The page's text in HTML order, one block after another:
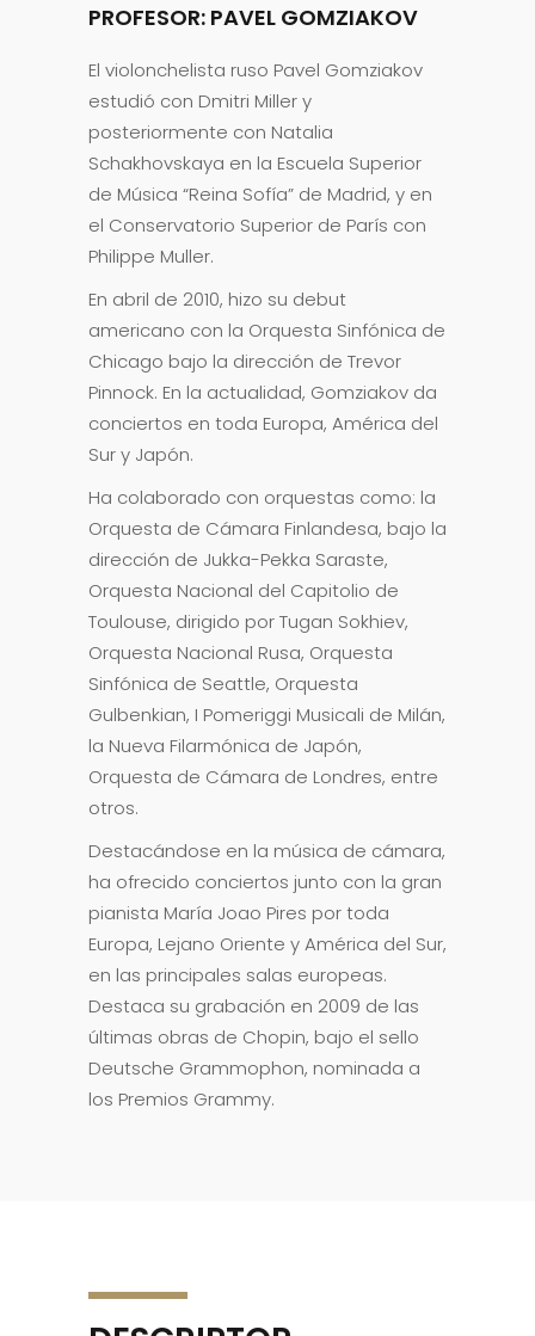
PROFESOR: PAVEL GOMZIAKOV
El violonchelista ruso Pavel Gomziakov
estudió con Dmitri Miller y
posteriormente con Natalia
Schakhovskaya en la Escuela Superior
de Música “Reina Sofía” de Madrid, y en
el Conservatorio Superior de París con
Philippe Muller.
En abril de 2010, hizo su debut
americano con la Orquesta Sinfónica de
Chicago bajo la dirección de Trevor
Pinnock. En la actualidad, Gomziakov da
conciertos en toda Europa, América del
Sur y Japón.
Ha colaborado con orquestas como: la
Orquesta de Cámara Finlandesa, bajo la
dirección de Jukka-Pekka Saraste,
Orquesta Nacional del Capitolio de
Toulouse, dirigido por Tugan Sokhiev,
Orquesta Nacional Rusa, Orquesta
Sinfónica de Seattle, Orquesta
Gulbenkian, I Pomeriggi Musicali de Milán,
la Nueva Filarmónica de Japón,
Orquesta de Cámara de Londres, entre
otros.
Destacándose en la música de cámara,
ha ofrecido conciertos junto con la gran
pianista María Joao Pires por toda
Europa, Lejano Oriente y América del Sur,
en las principales salas europeas.
Destaca su grabación en 2009 de las
últimas obras de Chopin, bajo el sello
Deutsche Grammophon, nominada a
los Premios Grammy.